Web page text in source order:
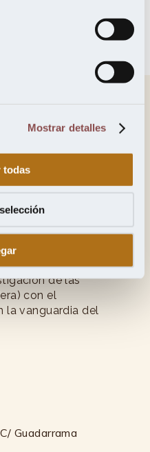
Mostrar detalles
todas
S.A.
y
con más de 45
asociaciónAITIM
de las
con el
la vanguardia del
Guadarrama